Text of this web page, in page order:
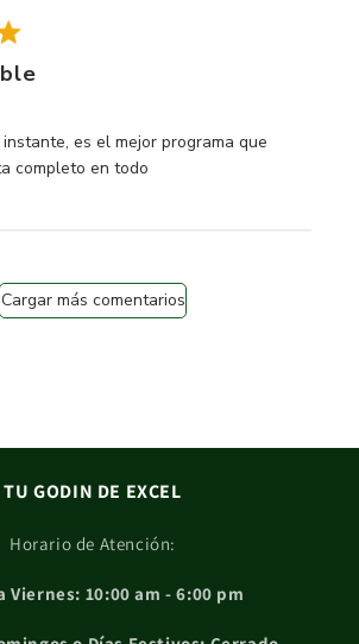
es el mejor programa que
completo en todo
review content Te responden al
Cargar más comentarios
TU GODIN DE EXCEL
Horario de Atención:
Viernes: 10:00 am - 6:00 pm